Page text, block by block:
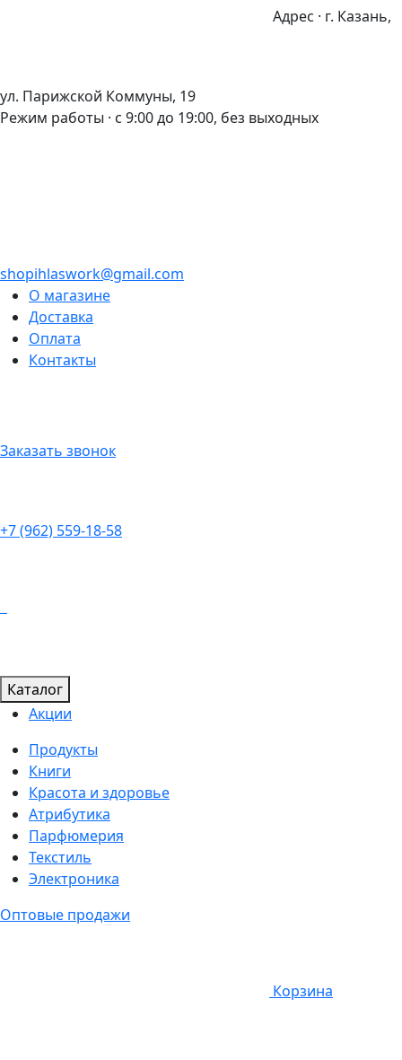
Адрес · г. Казань,
ул. Парижской Коммуны, 19
Режим работы · с 9:00 до 19:00, без выходных
shopihlaswork@gmail.com
О магазине
Доставка
Оплата
Контакты
Заказать звонок
+7 (962) 559-18-58
Каталог
Акции
Продукты
Книги
Красота и здоровье
Атрибутика
Парфюмерия
Текстиль
Электроника
Оптовые продажи
Корзина